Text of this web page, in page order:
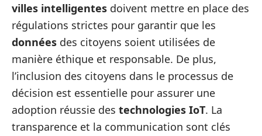
villes intelligentes doivent mettre en place des
régulations strictes pour garantir que les
données des citoyens soient utilisées de
manière éthique et responsable. De plus,
l’inclusion des citoyens dans le processus de
décision est essentielle pour assurer une
adoption réussie des technologies IoT. La
transparence et la communication sont clés